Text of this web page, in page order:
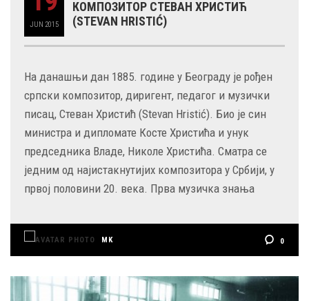
JUN 2015
КОМПОЗИТОР СТЕВАН ХРИСТИЋ
(STEVAN HRISTIĆ)
На данашњи дан 1885. године у Београду је рођен
српски композитор, диригент, педагог и музички
писац, Стеван Христић (Stevan Hristić). Био је син
министра и дипломате Косте Христића и унук
председника Владе, Николе Христића. Сматра се
једним од најистакнутијих композитора у Србији, у
првој половини 20. века. Прва музичка знања
MK 0